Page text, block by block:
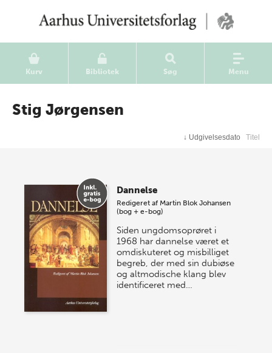
Kurv Bibliotek Søg Menu
Stig Jørgensen
↓ Udgivelsesdato Titel
Dannelse
Redigeret af Martin Blok Johansen
(bog + e-bog)
Siden ungdomsoprøret i
1968 har dannelse været et
omdiskuteret og misbilliget
begreb, der med sin dubiøse
og altmodische klang blev
identificeret med…